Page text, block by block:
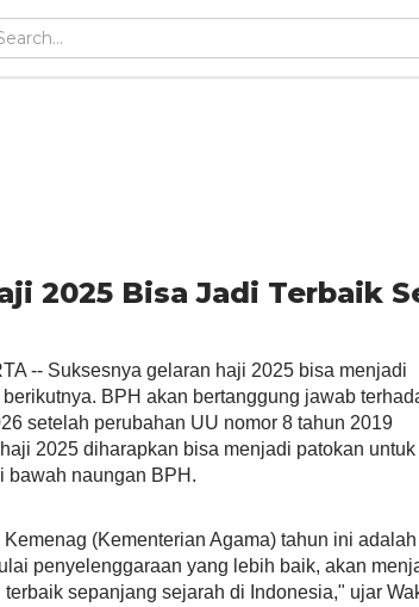
2025 Bisa Jadi Terbaik
-- Suksesnya gelaran haji 2025 bisa menjadi
BPH akan bertanggung jawab
setelah perubahan UU nomor 8 tahun 2019
2025 diharapkan bisa menjadi patokan untuk
bawah naungan BPH.
(Kementerian Agama) tahun ini adalah
penyelenggaraan yang lebih baik, akan
sepanjang sejarah di Indonesia," ujar